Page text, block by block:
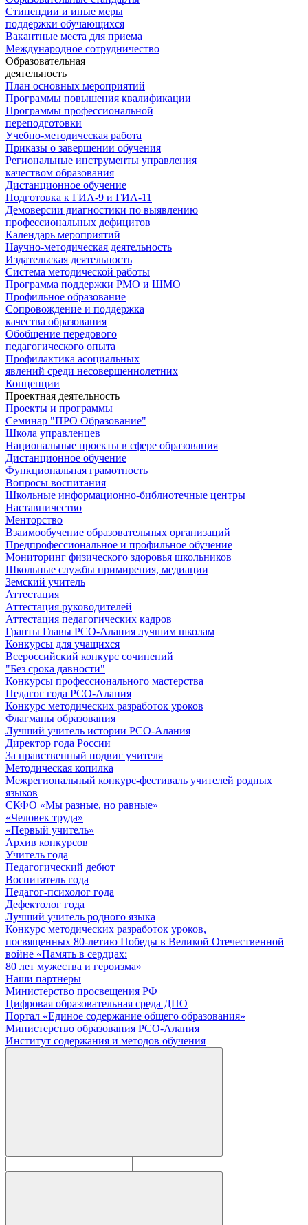
Стипендии и иные меры
поддержки обучающихся
Вакантные места для приема
Международное сотрудничество
Образовательная
деятельность
План основных мероприятий
Программы повышения квалификации
Программы профессиональной
переподготовки
Учебно-методическая работа
Приказы о завершении обучения
Региональные инструменты управления
качеством образования
Дистанционное обучение
Подготовка к ГИА-9 и ГИА-11
Демоверсии диагностики по выявлению
профессиональных дефицитов
Календарь мероприятий
Научно-методическая деятельность
Издательская деятельность
Система методической работы
Программа поддержки РМО и ШМО
Профильное образование
Сопровождение и поддержка
качества образования
Обобщение передового
педагогического опыта
Профилактика асоциальных
явлений среди несовершеннолетних
Концепции
Проектная деятельность
Проекты и программы
Семинар "ПРО Образование"
Школа управленцев
Национальные проекты в сфере образования
Дистанционное обучение
Функциональная грамотность
Вопросы воспитания
Школьные информационно-библиотечные центры
Наставничество
Менторство
Взаимообучение образовательных организаций
Предпрофессиональное и профильное обучение
Мониторинг физического здоровья школьников
Школьные службы примирения, медиации
Земский учитель
Аттестация
Аттестация руководителей
Аттестация педагогических кадров
Гранты Главы РСО-Алания лучшим школам
Конкурсы для учащихся
Всероссийский конкурс сочинений
"Без срока давности"
Конкурсы профессионального мастерства
Педагог года РСО-Алания
Конкурс методических разработок уроков
Флагманы образования
Лучший учитель истории РСО-Алания
Директор года России
За нравственный подвиг учителя
Методическая копилка
Межрегиональный конкурс-фестиваль учителей родных
языков
СКФО «Мы разные, но равные»
«Человек труда»
«Первый учитель»
Архив конкурсов
Учитель года
Педагогический дебют
Воспитатель года
Педагог-психолог года
Дефектолог года
Лучший учитель родного языка
Конкурс методических разработок уроков,
посвященных 80-летию Победы в Великой Отечественной
войне «Память в сердцах:
80 лет мужества и героизма»
Наши партнеры
Министерство просвещения РФ
Цифровая образовательная среда ДПО
Портал «Единое содержание общего образования»
Министерство образования РСО-Алания
Институт содержания и методов обучения